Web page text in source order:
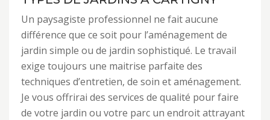
Un paysagiste professionnel ne fait aucune
différence que ce soit pour l’aménagement de
jardin simple ou de jardin sophistiqué. Le travail
exige toujours une maitrise parfaite des
techniques d’entretien, de soin et aménagement.
Je vous offrirai des services de qualité pour faire
de votre jardin ou votre parc un endroit attrayant